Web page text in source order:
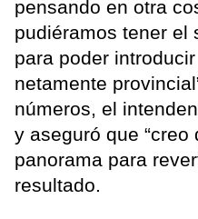
pensando en otra
pudiéramos tener el
para poder
netamente
números, el
y aseguró que
panorama para
resultado.